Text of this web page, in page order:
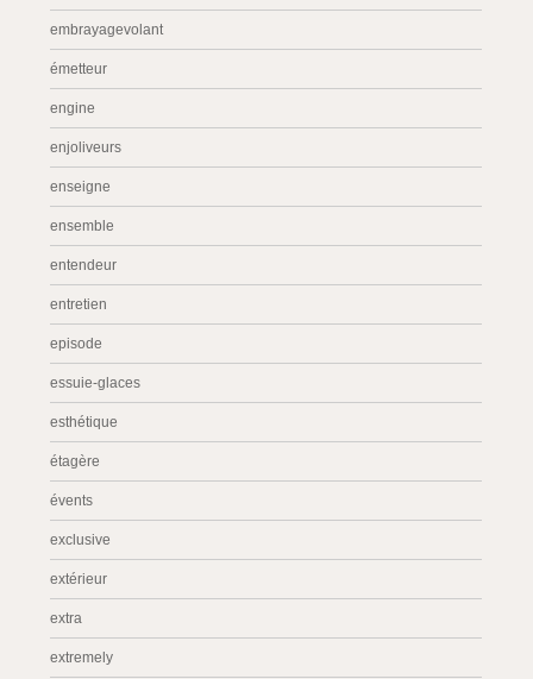
embrayagevolant
émetteur
engine
enjoliveurs
enseigne
ensemble
entendeur
entretien
episode
essuie-glaces
esthétique
étagère
évents
exclusive
extérieur
extra
extremely